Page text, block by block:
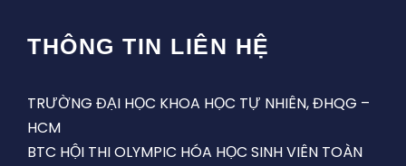
THÔNG TIN LIÊN HỆ
TRƯỜNG ĐẠI HỌC KHOA HỌC TỰ NHIÊN, ĐHQG –
HCM
BTC HỘI THI OLYMPIC HÓA HỌC SINH VIÊN TOÀN